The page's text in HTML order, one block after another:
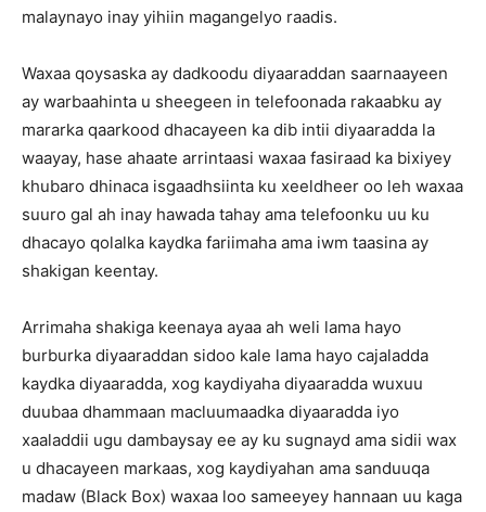
malaynayo inay yihiin magangelyo raadis.
Waxaa qoysaska ay dadkoodu diyaaraddan saarnaayeen
ay warbaahinta u sheegeen in telefoonada rakaabku ay
mararka qaarkood dhacayeen ka dib intii diyaaradda la
waayay, hase ahaate arrintaasi waxaa fasiraad ka bixiyey
khubaro dhinaca isgaadhsiinta ku xeeldheer oo leh waxaa
suuro gal ah inay hawada tahay ama telefoonku uu ku
dhacayo qolalka kaydka fariimaha ama iwm taasina ay
shakigan keentay.
Arrimaha shakiga keenaya ayaa ah weli lama hayo
burburka diyaaraddan sidoo kale lama hayo cajaladda
kaydka diyaaradda, xog kaydiyaha diyaaradda wuxuu
duubaa dhammaan macluumaadka diyaaradda iyo
xaaladdii ugu dambaysay ee ay ku sugnayd ama sidii wax
u dhacayeen markaas, xog kaydiyahan ama sanduuqa
madaw (Black Box) waxaa loo sameeyey hannaan uu kaga